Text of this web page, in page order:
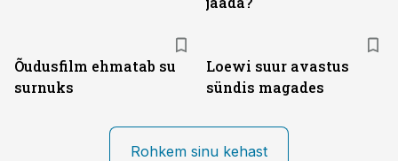
Õudusfilm ehmatab su
surnuks
Loewi suur avastus
sündis magades
Rohkem sinu kehast